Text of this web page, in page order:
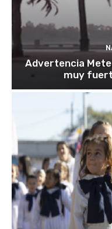
Advertencia
muy